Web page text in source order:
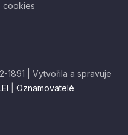
cookies
1891 | Vytvořila a spravuje
Oznamovatelé